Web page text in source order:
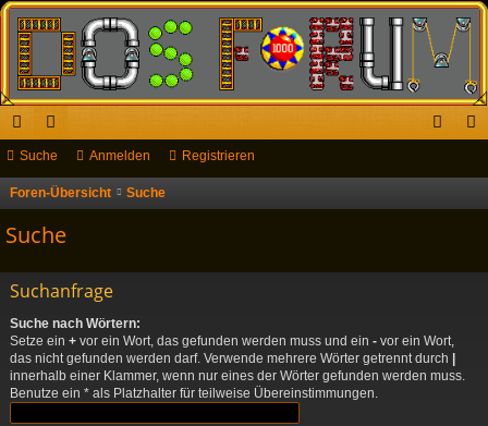
ch
ne
riff
or
en
Suche Anmelden Registrieren
Foren-Übersicht Suche
Suche
Suchanfrage
Suche nach Wörtern:
Setze ein + vor ein Wort, das gefunden werden muss und ein - vor ein Wort,
das nicht gefunden werden darf. Verwende mehrere Wörter getrennt durch
innerhalb einer Klammer, wenn nur eines der Wörter gefunden werden muss.
Benutze ein * als Platzhalter für teilweise Übereinstimmungen.